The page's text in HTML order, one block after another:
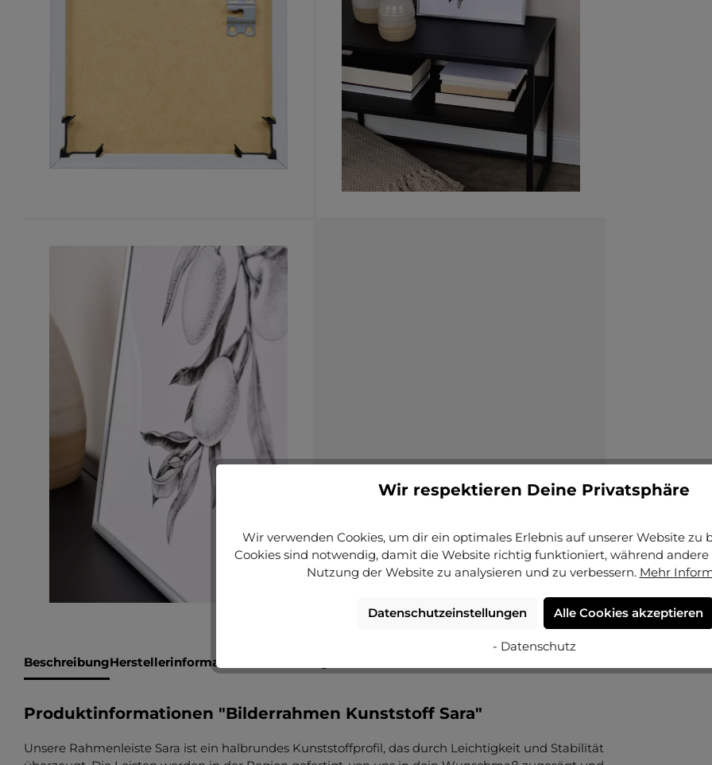
BeschreibungHerstellerinformationen
Produktinformationen "Bilderrahmen Kunststoff Sara"
Unsere Rahmenleiste Sara ist ein halbrundes Kunststoffprofil, das durch Leichtigkeit und Stabilität
Wir respektieren Deine Privatsphäre
Wir verwenden Cookies, um dir ein optimales Erlebnis auf unserer Website zu
Cookies sind notwendig, damit die Website richtig funktioniert, während andere
Nutzung der Website zu analysieren und zu verbessern. Mehr
Datenschutzeinstellungen Alle Cookies akzeptieren
- Datenschutz